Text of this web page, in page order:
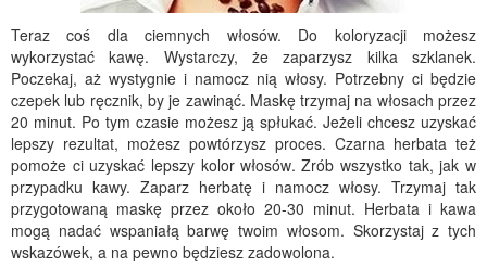
Teraz coś dla ciemnych włosów. Do koloryzacji możesz
wykorzystać kawę. Wystarczy, że zaparzysz kilka szklanek.
Poczekaj, aż wystygnie i namocz nią włosy. Potrzebny ci będzie
czepek lub ręcznik, by je zawinąć. Maskę trzymaj na włosach przez
20 minut. Po tym czasie możesz ją spłukać. Jeżeli chcesz uzyskać
lepszy rezultat, możesz powtórzysz proces. Czarna herbata też
pomoże ci uzyskać lepszy kolor włosów. Zrób wszystko tak, jak w
przypadku kawy. Zaparz herbatę i namocz włosy. Trzymaj tak
przygotowaną maskę przez około 20-30 minut. Herbata i kawa
mogą nadać wspaniałą barwę twoim włosom. Skorzystaj z tych
wskazówek, a na pewno będziesz zadowolona.